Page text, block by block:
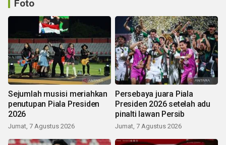
Foto
Sejumlah musisi meriahkan
penutupan Piala Presiden
2026
Jumat, 7 Agustus 2026
Persebaya juara Piala
Presiden 2026 setelah adu
pinalti lawan Persib
Jumat, 7 Agustus 2026